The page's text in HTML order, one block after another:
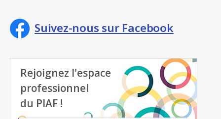
Suivez-nous sur Facebook
Rejoignez l'espace
professionnel
du PIAF !